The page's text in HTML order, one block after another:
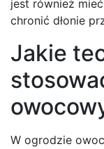
jest również
chronić dłonie
Jakie
W ogrodzie